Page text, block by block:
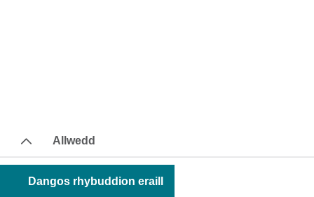
Allwedd
Dangos rhybuddion eraill